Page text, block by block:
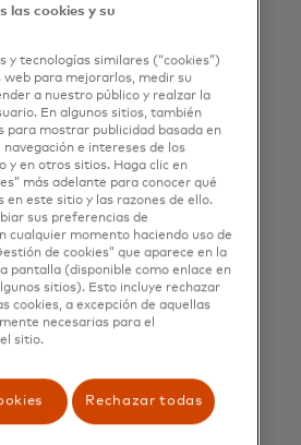
piloto de G
México, la
a nivel
American
y VISA
Abal, Director
en Santander
Tapp, será un paso
y
las ventas
en un 50% en una
con cobro con
permite un mejor
lo que abrirá las
para las PyMEs.
G Tapp al
las cookies y su
y tecnologías similares (“cookies”)
web para mejorarlos, medir su
a nuestro público y realzar la
En algunos sitios, también
para mostrar publicidad basada en
navegación e intereses de los
y en otros sitios. Haga clic en
más adelante para conocer qué
en este sitio y las razones de ello.
sus preferencias de
cualquier momento haciendo uso de
de cookies” que aparece en la
pantalla (disponible como enlace en
sitios). Esto incluye rechazar
cookies, a excepción de aquellas
necesarias para el
sitio.
Rechazar todas